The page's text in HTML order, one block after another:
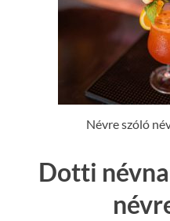
Névre szóló
Dotti